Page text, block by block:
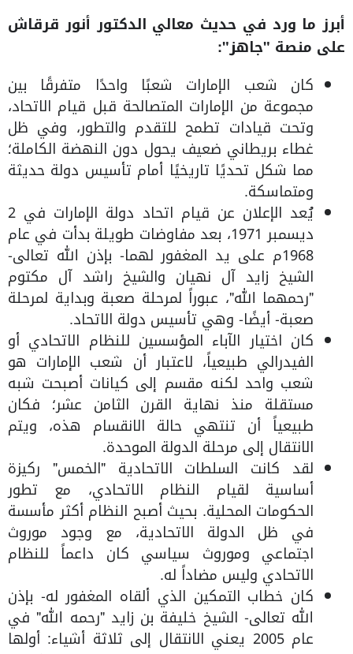
أبرز ما ورد في حديث معالي الدكتور أنور قرقاش
على منصة "جاهز":
كان شعب الإمارات شعبًا واحدًا متفرقًا بين
مجموعة من الإمارات المتصالحة قبل قيام الاتحاد،
وتحت قيادات تطمح للتقدم والتطور، وفي ظل
غطاء بريطاني ضعيف يحول دون النهضة الكاملة؛
مما شكل تحديًا تاريخيًا أمام تأسيس دولة حديثة
ومتماسكة.
يُعد الإعلان عن قيام اتحاد دولة الإمارات في 2
ديسمبر 1971، بعد مفاوضات طويلة بدأت في عام
1968م على يد المغفور لهما- بإذن الله تعالى-
الشيخ زايد آل نهيان والشيخ راشد آل مكتوم
"رحمهما الله"، عبوراً لمرحلة صعبة وبداية لمرحلة
صعبة- أيضًا- وهي تأسيس دولة الاتحاد.
كان اختيار الآباء المؤسسين للنظام الاتحادي أو
الفيدرالي طبيعياً، لاعتبار أن شعب الإمارات هو
شعب واحد لكنه مقسم إلى كيانات أصبحت شبه
مستقلة منذ نهاية القرن الثامن عشر؛ فكان
طبيعياً أن تنتهي حالة الانقسام هذه، ويتم
الانتقال إلى مرحلة الدولة الموحدة.
لقد كانت السلطات الاتحادية "الخمس" ركيزة
أساسية لقيام النظام الاتحادي، مع تطور
الحكومات المحلية. بحيث أصبح النظام أكثر مأسسة
في ظل الدولة الاتحادية، مع وجود موروث
اجتماعي وموروث سياسي كان داعماً للنظام
الاتحادي وليس مضاداً له.
كان خطاب التمكين الذي ألقاه المغفور له- بإذن
الله تعالى- الشيخ خليفة بن زايد "رحمه الله" في
عام 2005 يعني الانتقال إلى ثلاثة أشياء: أولها